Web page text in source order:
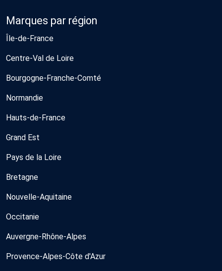
Marques par région
Île-de-France
Centre-Val de Loire
Bourgogne-Franche-Comté
Normandie
Hauts-de-France
Grand Est
Pays de la Loire
Bretagne
Nouvelle-Aquitaine
Occitanie
Auvergne-Rhône-Alpes
Provence-Alpes-Côte d'Azur